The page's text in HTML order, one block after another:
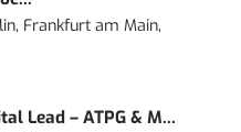
Frankfurt am Main,
Lead – ATPG & M...